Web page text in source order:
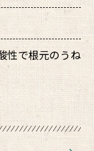
性で根元のうね